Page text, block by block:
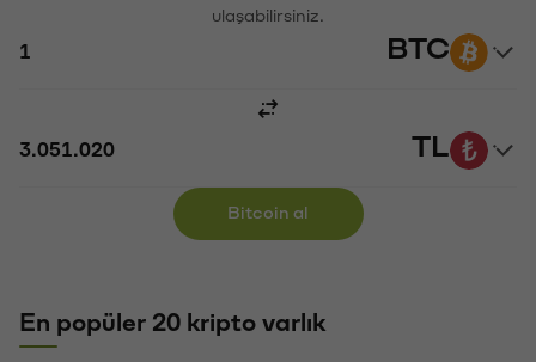
ulaşabilirsiniz.
BTC
TL
Bitcoin al
En popüler 20 kripto varlık